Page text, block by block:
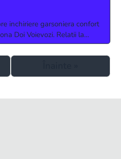
inchiriere garsoniera confort
Doi Voievozi. Relatii la